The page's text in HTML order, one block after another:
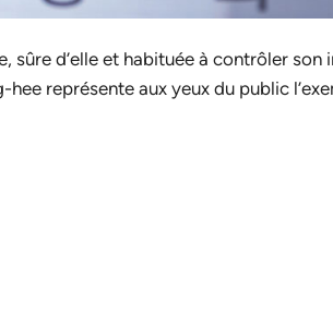
sûre d’elle et habituée à contrôler son
représente aux yeux du public